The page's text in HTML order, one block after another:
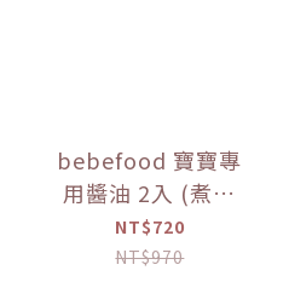
bebefood 寶寶專
用醬油 2入 (煮湯
*1+沾用*1) +little
pasta造型義大利麵
NT$720
NT$970